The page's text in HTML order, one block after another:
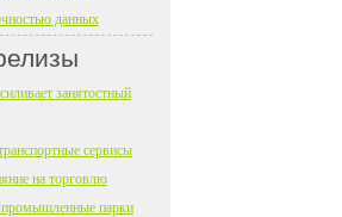
данных
занятостный
сервисы
на торговлю
парки